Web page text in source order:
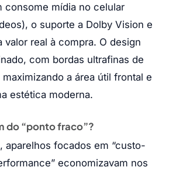
consome mídia no celular
o suporte a Dolby Vision e
valor real à compra. O design
com bordas ultrafinas de
maximizando a área útil frontal e
estética moderna.
do “ponto fraco”?
aparelhos focados em “custo-
economizavam nos